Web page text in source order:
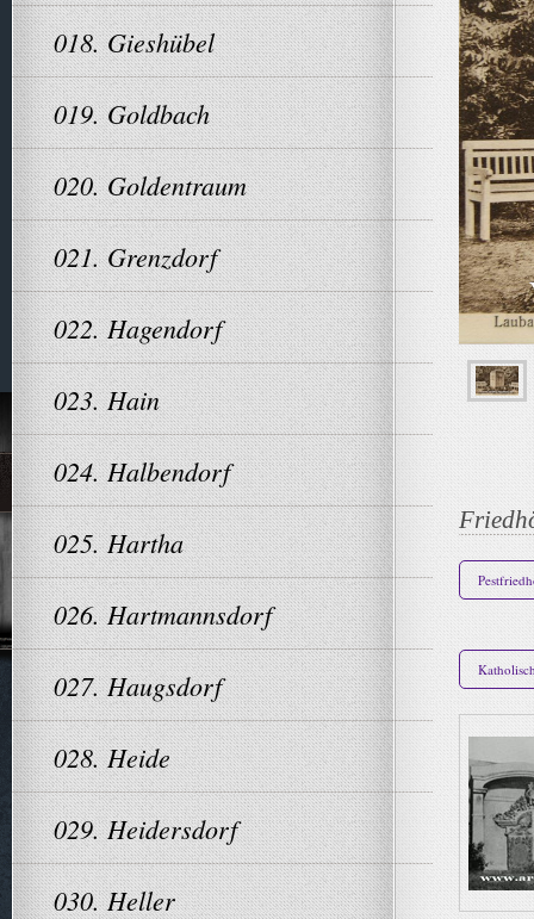
018. Gieshübel
019. Goldbach
020. Goldentraum
021. Grenzdorf
022. Hagendorf
023. Hain
024. Halbendorf
025. Hartha
026. Hartmannsdorf
027. Haugsdorf
028. Heide
029. Heidersdorf
030. Heller